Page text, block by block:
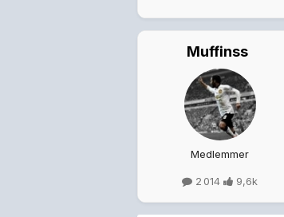
Muffinss
Medlemmer
2 014 9,6k